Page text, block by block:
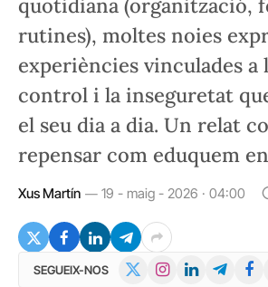
quotidiana (organització,
rutines), moltes noies
experiències vinculades a
control i la inseguretat
el seu dia a dia. Un relat
repensar com eduquem
Xus Martín 19 - maig - 2026 · 04:00
SEGUEIX-NOS InstagramLinkedInTelegram